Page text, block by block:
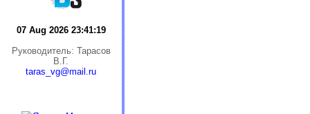
07 Aug 2026 23:41:19
Руководитель: Тарасов
В.Г.
taras_vg@mail.ru